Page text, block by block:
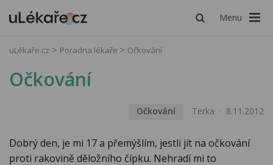
Menu
uLékaře.cz Poradna lékaře Očkování
Očkování
Očkování Terka 8.11.2012
Dobrý den, je mi 17 a přemýšlím, jestli jít na očkování
proti rakovině děložního čípku. Nehradí mi to